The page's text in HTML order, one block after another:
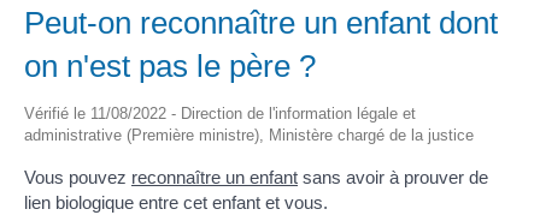
Peut-on reconnaître un enfant dont
on n'est pas le père ?
Vérifié le 11/08/2022 - Direction de l'information légale et
administrative (Première ministre), Ministère chargé de la justice
Vous pouvez reconnaître un enfant sans avoir à prouver de
lien biologique entre cet enfant et vous.